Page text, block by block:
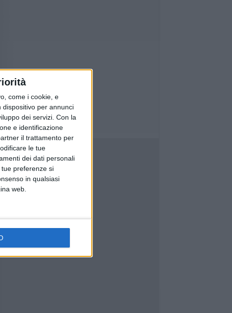
come i cookie, e
per annunci
dei servizi. Con la
e identificazione
il trattamento per
le tue
dei dati personali
preferenze si
in qualsiasi
web.